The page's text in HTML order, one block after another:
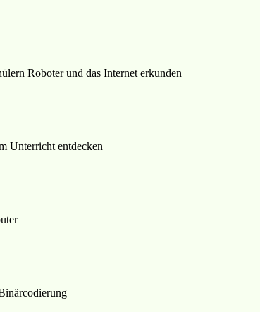
Roboter und das Internet erkunden
Unterricht entdecken